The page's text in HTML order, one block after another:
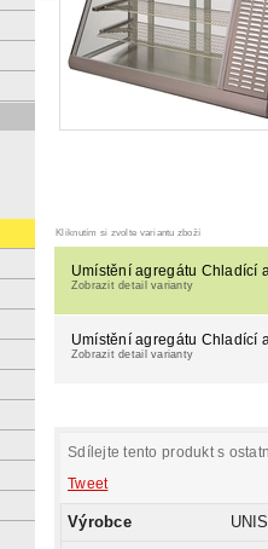
Kliknutím si zvolte variantu zboží
Umístění agregátu Chladící
Zobrazit detail varianty
Umístění agregátu Chladící
Zobrazit detail varianty
Sdílejte tento produkt s
Tweet
Výrobce